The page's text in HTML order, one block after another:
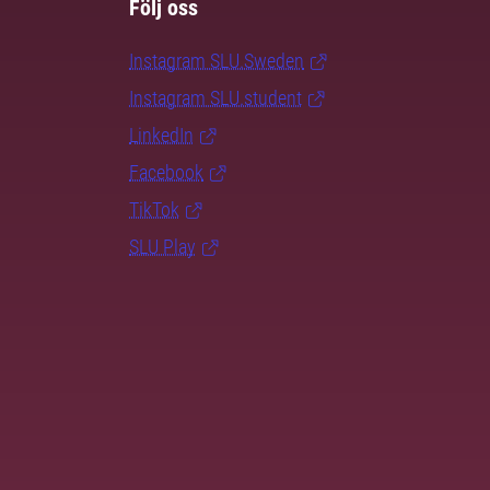
Följ oss
Instagram SLU.Sweden
Instagram SLU.student
LinkedIn
Facebook
TikTok
SLU Play